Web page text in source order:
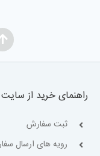
راهنمای خرید از سایت
ثبت سفارش
رویه های ارسال